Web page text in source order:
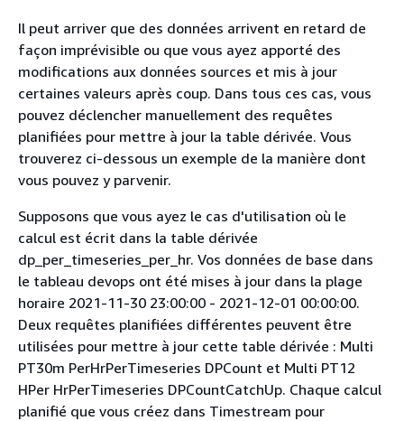
Il peut arriver que des données arrivent en retard de
façon imprévisible ou que vous ayez apporté des
modifications aux données sources et mis à jour
certaines valeurs après coup. Dans tous ces cas, vous
pouvez déclencher manuellement des requêtes
planifiées pour mettre à jour la table dérivée. Vous
trouverez ci-dessous un exemple de la manière dont
vous pouvez y parvenir.
Supposons que vous ayez le cas d'utilisation où le
calcul est écrit dans la table dérivée
dp_per_timeseries_per_hr. Vos données de base dans
le tableau devops ont été mises à jour dans la plage
horaire 2021-11-30 23:00:00 - 2021-12-01 00:00:00.
Deux requêtes planifiées différentes peuvent être
utilisées pour mettre à jour cette table dérivée : Multi
PT30m PerHrPerTimeseries DPCount et Multi PT12
HPer HrPerTimeseries DPCountCatchUp. Chaque calcul
planifié que vous créez dans Timestream pour